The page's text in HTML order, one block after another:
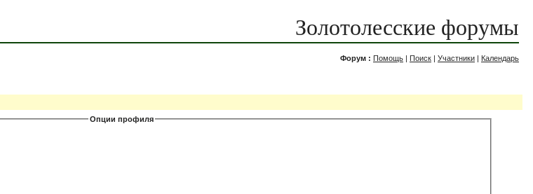
Золотолесские форумы
Форум : Помощь | Поиск | Участники | Календарь
Опции профиля